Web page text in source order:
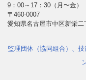
9：00～17：30（月〜金）
〒460-0007
愛知県名古屋市中区新栄
監理団体（協同組合）、